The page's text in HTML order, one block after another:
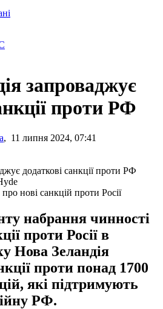
запроваджує
проти РФ
, 11 липня 2024, 07:41
нові санкцій проти Росії
набрання чинності
проти Росії в
Нова Зеландія
проти понад 1700
які підтримують
РФ.